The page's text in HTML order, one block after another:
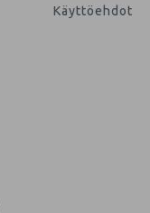
Käyttöehdot